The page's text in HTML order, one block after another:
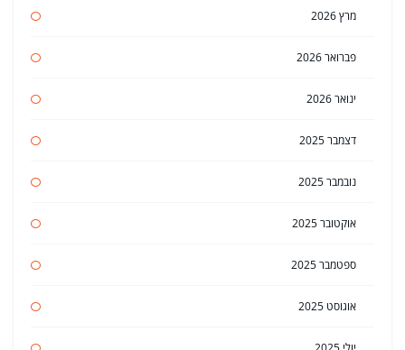
מרץ 2026
פברואר 2026
ינואר 2026
דצמבר 2025
נובמבר 2025
אוקטובר 2025
ספטמבר 2025
אוגוסט 2025